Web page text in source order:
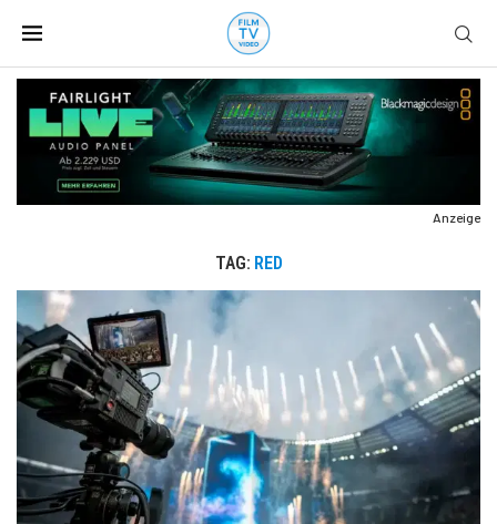
Anzeige
TAG: RED